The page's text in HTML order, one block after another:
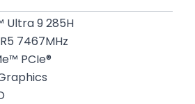
Ultra 9 285H
7467MHz
PCIe®